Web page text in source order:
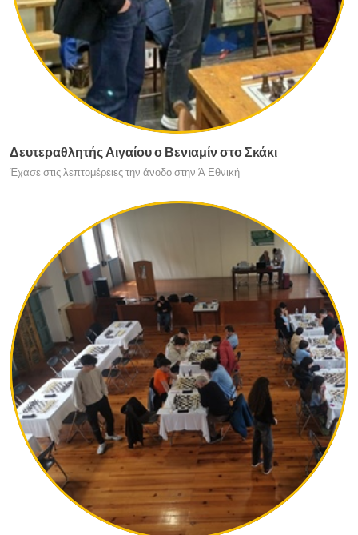
Δευτεραθλητής Αιγαίου ο Βενιαμίν στο Σκάκι
Έχασε στις λεπτομέρειες την άνοδο στην Ά Εθνική